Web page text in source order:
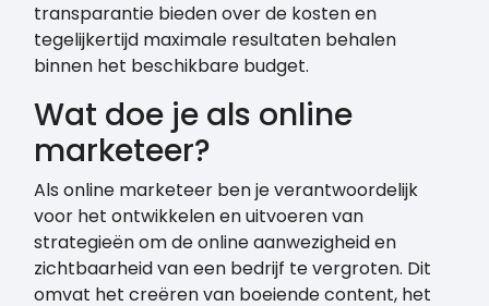
transparantie bieden over de kosten en
tegelijkertijd maximale resultaten behalen
binnen het beschikbare budget.
Wat doe je als online
marketeer?
Als online marketeer ben je verantwoordelijk
voor het ontwikkelen en uitvoeren van
strategieën om de online aanwezigheid en
zichtbaarheid van een bedrijf te vergroten. Dit
omvat het creëren van boeiende content, het